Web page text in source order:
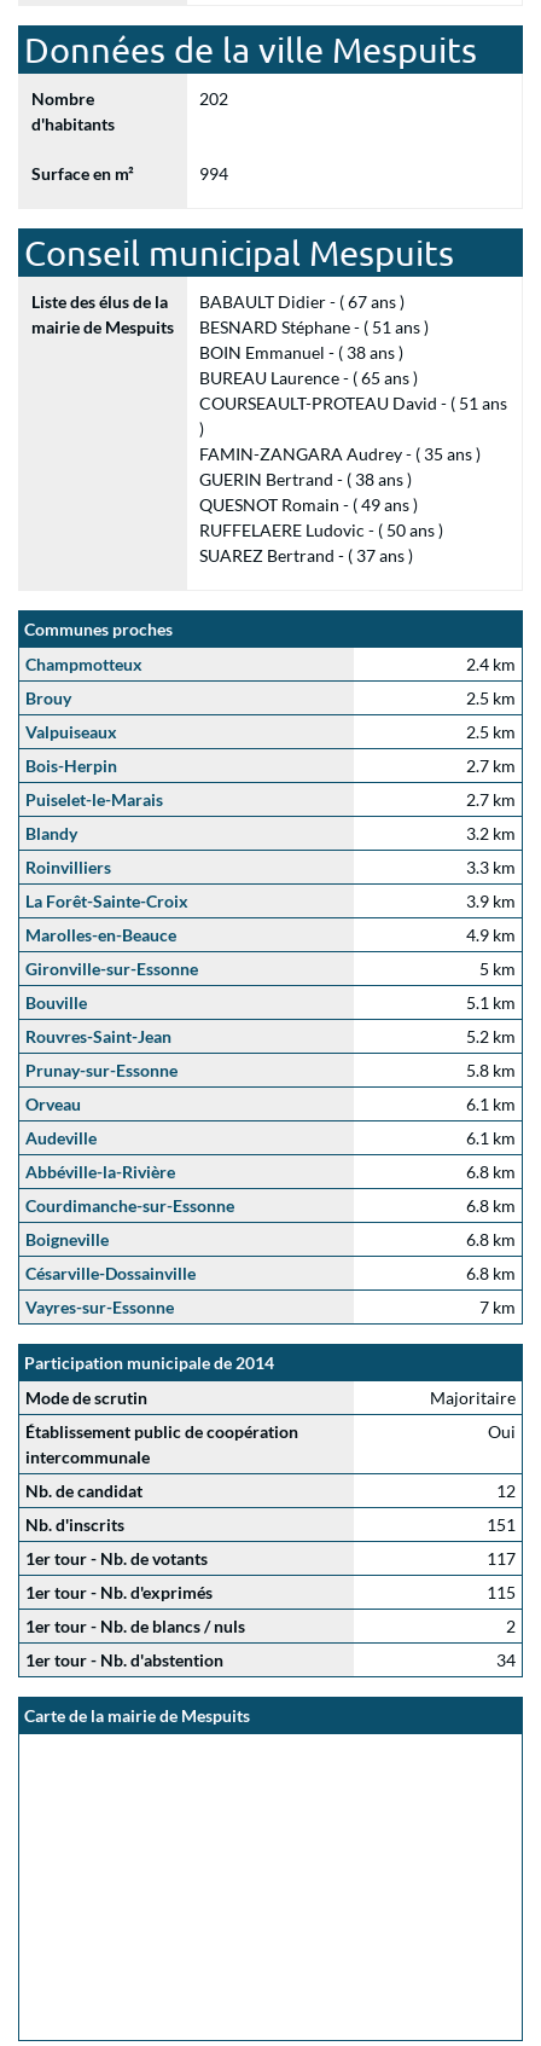
Données de la ville Mespuits
Nombre
d'habitants
202
Surface en m² 994
Conseil municipal Mespuits
Liste des élus de la
mairie de Mespuits
BABAULT Didier - ( 67 ans )
BESNARD Stéphane - ( 51 ans )
BOIN Emmanuel - ( 38 ans )
BUREAU Laurence - ( 65 ans )
COURSEAULT-PROTEAU David - ( 51 ans
)
FAMIN-ZANGARA Audrey - ( 35 ans )
GUERIN Bertrand - ( 38 ans )
QUESNOT Romain - ( 49 ans )
RUFFELAERE Ludovic - ( 50 ans )
SUAREZ Bertrand - ( 37 ans )
Communes proches
Champmotteux
2.4 km
Brouy
2.5 km
Valpuiseaux
2.5 km
Bois-Herpin
2.7 km
Puiselet-le-Marais
2.7 km
Blandy
3.2 km
Roinvilliers
3.3 km
La Forêt-Sainte-Croix
3.9 km
Marolles-en-Beauce
4.9 km
Gironville-sur-Essonne
5 km
Bouville
5.1 km
Rouvres-Saint-Jean
5.2 km
Prunay-sur-Essonne
5.8 km
Orveau
6.1 km
Audeville
6.1 km
Abbéville-la-Rivière
6.8 km
Courdimanche-sur-Essonne
6.8 km
Boigneville
6.8 km
Césarville-Dossainville
6.8 km
Vayres-sur-Essonne
7 km
Participation municipale de 2014
Mode de scrutin
Majoritaire
Établissement public de coopération
intercommunale
Oui
Nb. de candidat
12
Nb. d'inscrits
151
1er tour - Nb. de votants
117
1er tour - Nb. d'exprimés
115
1er tour - Nb. de blancs / nuls
2
1er tour - Nb. d'abstention
34
Carte de la mairie de Mespuits